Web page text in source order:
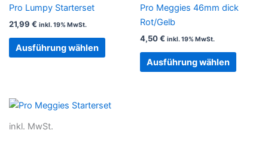
Pro Lumpy Starterset
21,99 € inkl. 19% MwSt.
Ausführung wählen
Optionen
auf
der
Produktseite
werden
Pro Meggies 46mm dick
Rot/Gelb
4,50€ inkl. 19% MwSt.
Ausführung wählen der
inkl. MwSt.
Dieses